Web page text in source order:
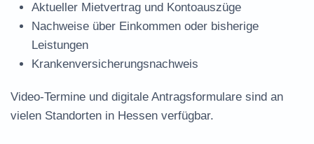
Aktueller Mietvertrag und Kontoauszüge
Nachweise über Einkommen oder bisherige
Leistungen
Krankenversicherungsnachweis
Video-Termine und digitale Antragsformulare sind an
vielen Standorten in Hessen verfügbar.